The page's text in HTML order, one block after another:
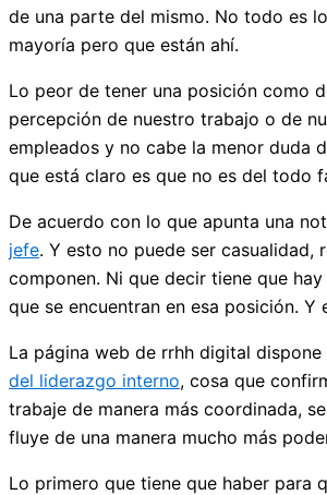
de una parte del mismo. No todo es
mayoría pero que están ahí.
Lo peor de tener una posición como
percepción de nuestro trabajo o de
empleados y no cabe la menor duda
que está claro es que no es del todo
De acuerdo con lo que apunta una
jefe. Y esto no puede ser casualidad,
componen. Ni que decir tiene que
que se encuentran en esa posición.
La página web de rrhh digital
del liderazgo interno, cosa que
trabaje de manera más coordinada,
fluye de una manera mucho más
Lo primero que tiene que haber para